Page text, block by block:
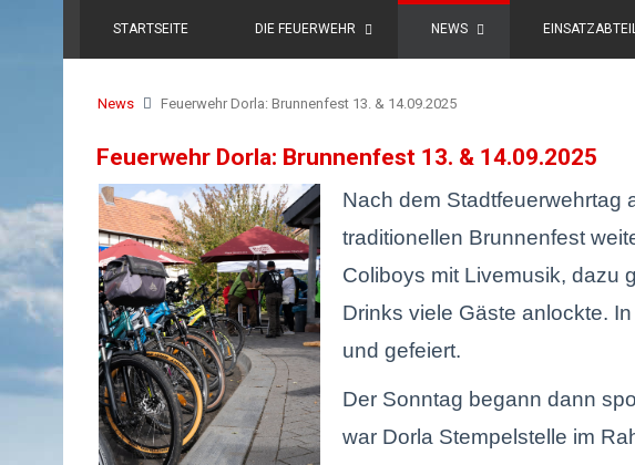
STARTSEITE DIE FEUERWEHR NEWS
News Feuerwehr Dorla: Brunnenfest 13. & 14.09.2025
Feuerwehr Dorla: Brunnenfest 13. & 14.09.2025
Nach dem Stadtfeuerwehrtag
traditionellen Brunnenfest
Coliboys mit Livemusik, dazu
Drinks viele Gäste anlockte.
und gefeiert.
Der Sonntag begann dann
war Dorla Stempelstelle im